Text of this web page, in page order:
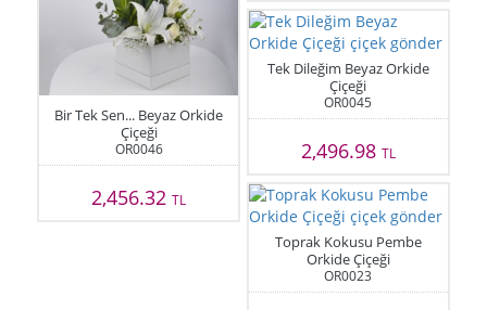
Bir Tek Sen... Beyaz Orkide
Çiçeği
OR0046
2,456.32TL
Tek Dileğim Beyaz Orkide
Çiçeği
OR0045
2,496.98 TL
Toprak Kokusu Pembe
Orkide Çiçeği
OR0023